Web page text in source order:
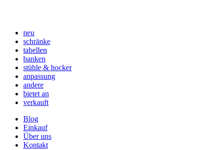
neu
schränke
tabellen
banken
stühle & hocker
anpassung
andere
bietet an
verkauft
Blog
Einkauf
Über uns
Kontakt